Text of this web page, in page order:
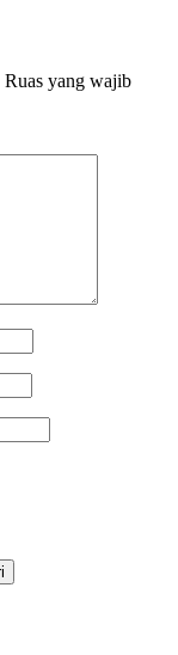
Ruas yang wajib